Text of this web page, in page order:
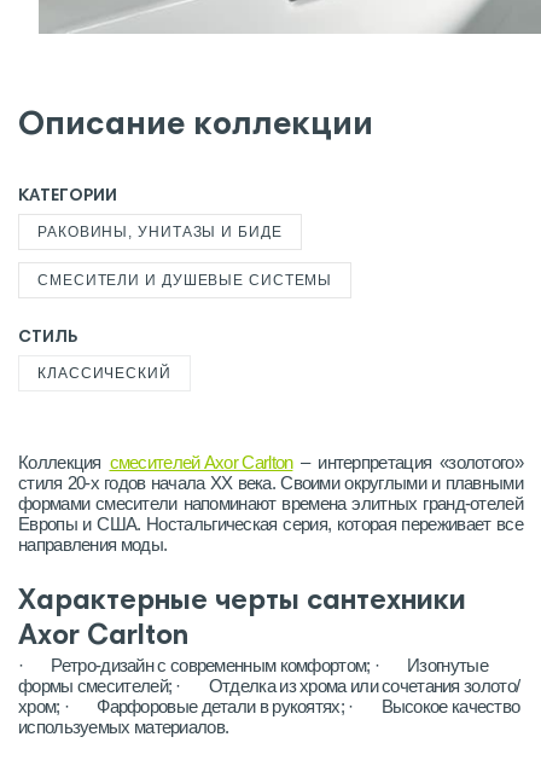
Описание коллекции
КАТЕГОРИИ
РАКОВИНЫ, УНИТАЗЫ И БИДЕ
СМЕСИТЕЛИ И ДУШЕВЫЕ СИСТЕМЫ
СТИЛЬ
КЛАССИЧЕСКИЙ
Коллекция смесителей Axor Carlton– интерпретация «золотого»
стиля 20-х годов начала XX века. Своими округлыми и плавными
формами смесители напоминают времена элитных гранд-отелей
Европы и США. Ностальгическая серия, которая переживает все
направления моды.
Характерные черты сантехники
Axor Carlton
· Ретро-дизайн с современным комфортом; · Изогнутые
формы смесителей; · Отделка из хрома или сочетания золото/
хром; · Фарфоровые детали в рукоятях; · Высокое качество
используемых материалов.